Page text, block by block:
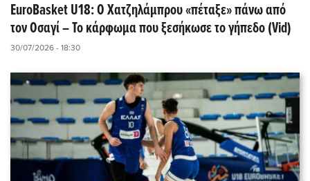
EuroBasket U18: Ο Χατζηλάμπρου «πέταξε» πάνω από
τον Οσαγί – Το κάρφωμα που ξεσήκωσε το γήπεδο (Vid)
30/07/2026 - 18:30